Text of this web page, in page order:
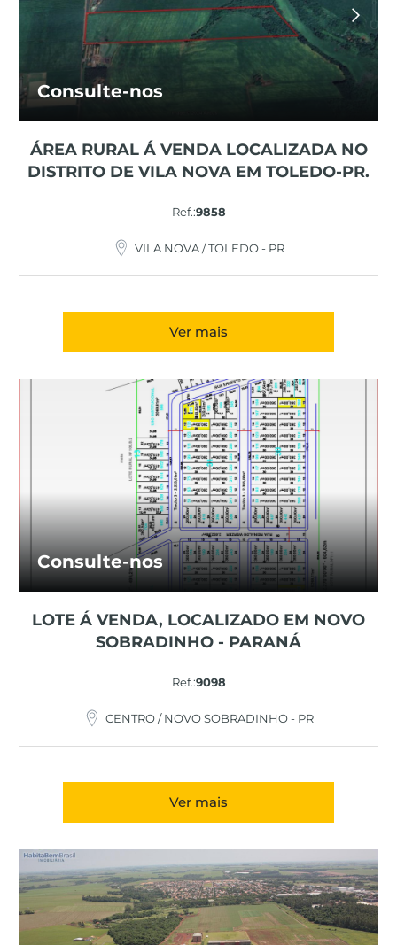
Consulte-nos
ÁREA RURAL Á VENDA LOCALIZADA NO
DISTRITO DE VILA NOVA EM TOLEDO-PR.
Ref.:9858
VILA NOVA / TOLEDO - PR
Ver mais
Consulte-nos
LOTE Á VENDA, LOCALIZADO EM NOVO
SOBRADINHO - PARANÁ
Ref.:9098
CENTRO / NOVO SOBRADINHO - PR
Ver mais